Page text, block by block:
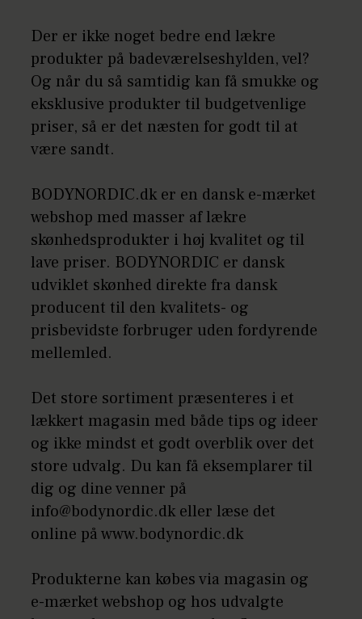
Der er ikke noget bedre end lækre
produkter på badeværelseshylden, vel?
Og når du så samtidig kan få smukke og
eksklusive produkter til budgetvenlige
priser, så er det næsten for godt til at
være sandt.
BODYNORDIC.dk er en dansk e-mærket
webshop med masser af lækre
skønhedsprodukter i høj kvalitet og til
lave priser. BODYNORDIC er dansk
udviklet skønhed direkte fra dansk
producent til den kvalitets- og
prisbevidste forbruger uden fordyrende
mellemled.
Det store sortiment præsenteres i et
lækkert magasin med både tips og ideer
og ikke mindst et godt overblik over det
store udvalg. Du kan få eksemplarer til
dig og dine venner på
info@bodynordic.dk eller læse det
online på www.bodynordic.dk
Produkterne kan købes via magasin og
e-mærket webshop og hos udvalgte